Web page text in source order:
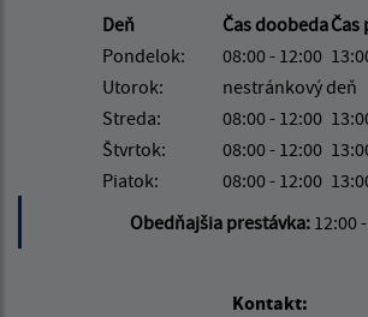
Deň
Čas doobedaČas
Pondelok:
08:00 - 12:00
Utorok:
nestránkový deň
Streda:
08:00 - 12:00
Štvrtok:
08:00 - 12:00
Piatok:
08:00 - 12:00
Obedňajšia prestávka: 12:00
Kontakt: